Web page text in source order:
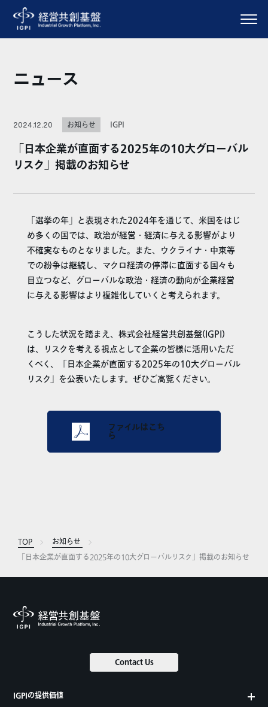
ニュース
2024.12.20 お知らせ IGPI
「日本企業が直面する2025年の10大グローバル
リスク」掲載のお知らせ
「選挙の年」と表現された2024年を通じて、米国をはじ
め多くの国では、政治が経営・経済に与える影響がより
不確実なものとなりました。また、ウクライナ・中東等
での紛争は継続し、マクロ経済の停滞に直面する国々も
目立つなど、グローバルな政治・経済の動向が企業経営
に与える影響はより複雑化していくと考えられます。
こうした状況を踏まえ、株式会社経営共創基盤(IGPI)
は、リスクを考える視点として企業の皆様に活用いただ
くべく、「日本企業が直面する2025年の10大グローバル
リスク」を公表いたします。ぜひご高覧ください。
ファイルはこち
ら
TOP
お知らせ
「日本企業が直面する2025年の10大グローバルリスク」掲載のお知らせ
Contact Us
IGPIの提供価値